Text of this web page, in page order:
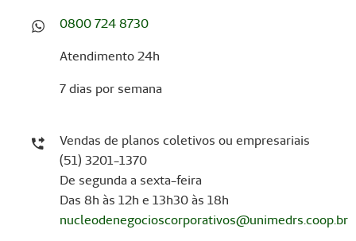
0800 724 8730
Atendimento 24h
7 dias por semana
Vendas de planos coletivos ou empresariais
(51) 3201-1370
De segunda a sexta-feira
Das 8h às 12h e 13h30 às 18h
nucleodenegocioscorporativos@unimedrs.coop.br